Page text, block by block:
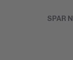
SPAR